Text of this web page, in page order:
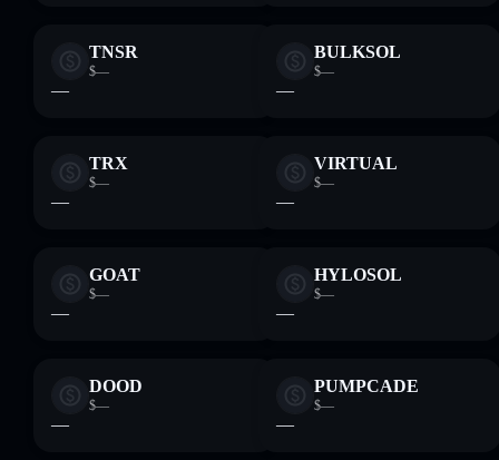
TNSR
$—
—
BULKSOL
$—
—
TRX
$—
—
VIRTUAL
$—
—
GOAT
$—
—
HYLOSOL
$—
—
DOOD
$—
—
PUMPCADE
$—
—